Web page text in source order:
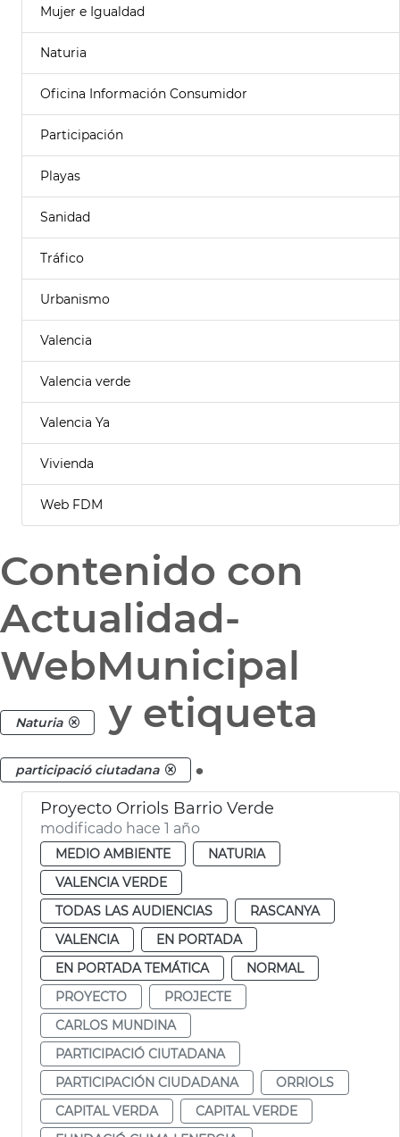
Mujer e Igualdad
Naturia
Oficina Información Consumidor
Participación
Playas
Sanidad
Tráfico
Urbanismo
Valencia
Valencia verde
Valencia Ya
Vivienda
Web FDM
Contenido con
Actualidad-
WebMunicipal
Naturia y etiqueta
participació ciutadana .
Proyecto Orriols Barrio Verde
modificado hace 1 año
MEDIO AMBIENTE
NATURIA
VALENCIA VERDE
TODAS LAS AUDIENCIAS
RASCANYA
VALENCIA
EN PORTADA
EN PORTADA TEMÁTICA
NORMAL
PROYECTO
PROJECTE
CARLOS MUNDINA
PARTICIPACIÓ CIUTADANA
PARTICIPACIÓN CIUDADANA
ORRIOLS
CAPITAL VERDA
CAPITAL VERDE